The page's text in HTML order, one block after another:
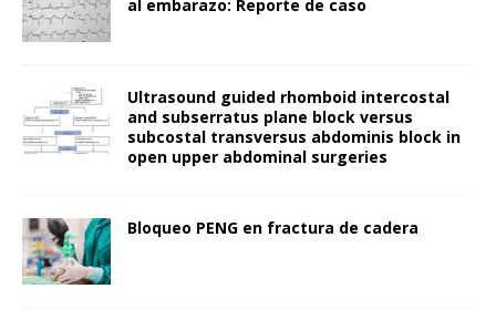
al embarazo: Reporte de caso
Ultrasound guided rhomboid intercostal
and subserratus plane block versus
subcostal transversus abdominis block in
open upper abdominal surgeries
Bloqueo PENG en fractura de cadera